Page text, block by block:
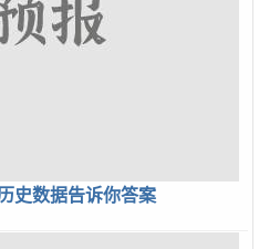
史数据告诉你答案